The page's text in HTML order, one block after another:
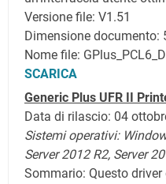
Versione file: V1.51
Dimensione documento:
Nome file:
SCARICA
Generic Plus UFR II
Data di rilascio: 04
Sistemi operativi:
Server 2012 R2, Server
Sommario: Questo